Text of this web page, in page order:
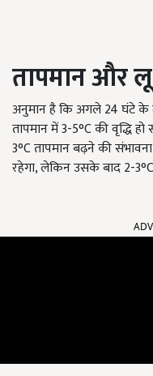
तापमान और
अनुमान है कि अगले 24 घंटे के
तापमान में 3-5°C की वृद्धि
3°C तापमान बढ़ने की
रहेगा, लेकिन उसके बाद 2-